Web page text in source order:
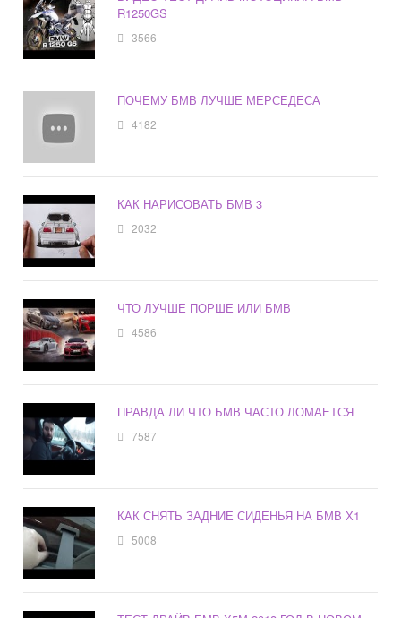
R1250GS
3566
ПОЧЕМУ БМВ ЛУЧШЕ МЕРСЕДЕСА
4182
КАК НАРИСОВАТЬ БМВ 3
2032
ЧТО ЛУЧШЕ ПОРШЕ ИЛИ БМВ
4586
ПРАВДА ЛИ ЧТО БМВ ЧАСТО ЛОМАЕТСЯ
7587
КАК СНЯТЬ ЗАДНИЕ СИДЕНЬЯ НА БМВ Х1
5008